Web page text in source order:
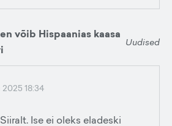
võib Hispaanias kaasa
Uudised
18:34
Ise ei oleks eladeski